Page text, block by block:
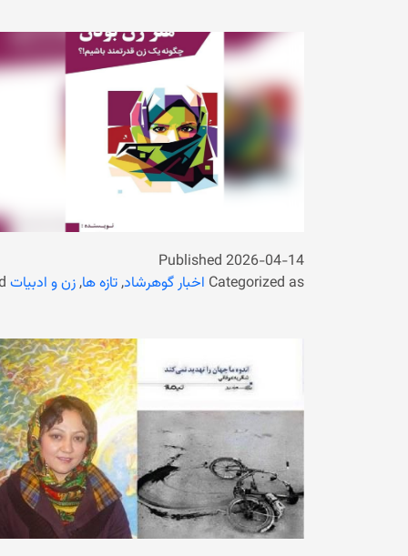
Published 2026-04-14
Categorized as اخبار گوهرشاد,تازه ها,زن و ادبیات